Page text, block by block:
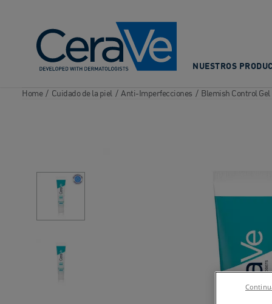
NUESTROS
Home / Cuidado de la piel / Anti-Imperfecciones / Blemish Control Gel